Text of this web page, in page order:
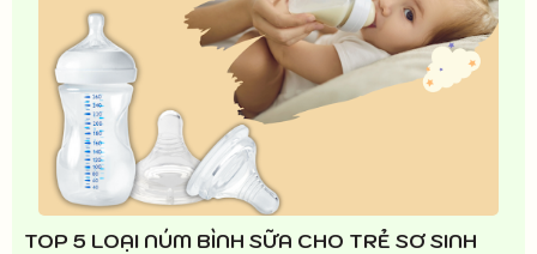
TOP 5 LOẠI NÚM BÌNH SỮA CHO TRẺ SƠ SINH